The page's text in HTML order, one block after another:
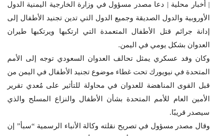
| أخبار محلية | دعا مصدر مسؤول في وزارة الخارجية اليمنية الدول
الأوروبية والدول الصديقة وجميع الدول التي تدين تجنيد الأطفال إلى
إدانة جرائم قتل الأطفال المتعمدة التي ارتكبها ويرتكبها طيران
العدوان بشكل يومي في اليمن.
وكان وفد عسكري يمثل تحالف العدوان السعودي توجه إلى الأمم
المتحدة في نيويورك تحت غطاء موضوع تجنيد الأطفال في اليمن من
قبل القوى المناهضة للعدوان في محاولة للتأثير على مُعدي تقرير
الأمين العام للأمم المتحدة بشأن الأطفال والنزاع المسلح والذي
سيصدر قريبًا.
وقال مصدر مسؤول في تصريح نقلته وكالة الأنباء الرسمية “سبأ” إن